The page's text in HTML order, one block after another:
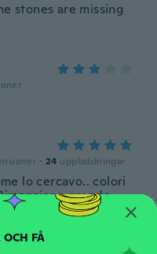
stones are missing
· 24 uppladdningar
lo cercavo.. colori
grande
inosservato :)
PRENUMERERA OCH FÅ